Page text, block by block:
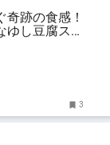
跡の食感！
ゆし豆腐スー
3